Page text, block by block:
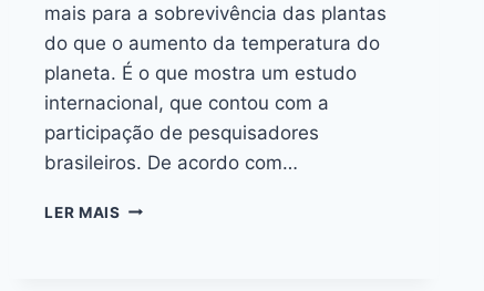
mais para a sobrevivência das plantas
do que o aumento da temperatura do
planeta. É o que mostra um estudo
internacional, que contou com a
participação de pesquisadores
brasileiros. De acordo com…
LER MAIS